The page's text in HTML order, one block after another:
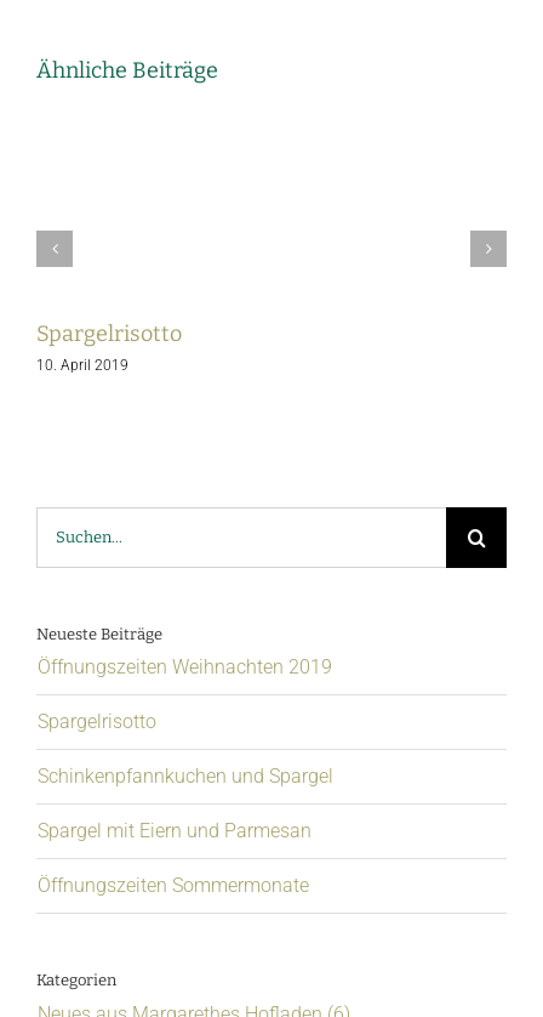
Ähnliche Beiträge
Spargelrisotto
10. April 2019
nach:
Neueste Beiträge
Öffnungszeiten Weihnachten 2019
Spargelrisotto
Schinkenpfannkuchen und Spargel
Spargel mit Eiern und Parmesan
Öffnungszeiten Sommermonate
Kategorien